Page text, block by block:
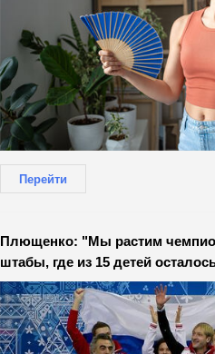
Перейти
Плющенко: "Мы растим
штабы, где из 15 детей